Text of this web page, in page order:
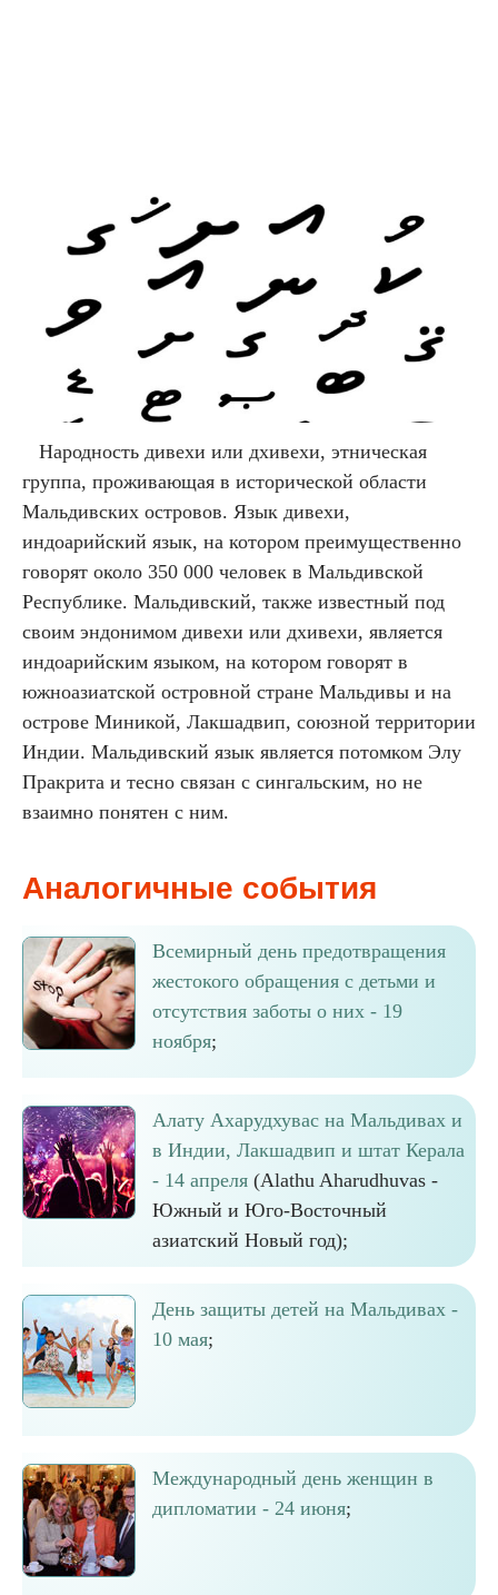
Народность дивехи или дхивехи, этническая
группа, проживающая в исторической области
Мальдивских островов. Язык дивехи,
индоарийский язык, на котором преимущественно
говорят около 350 000 человек в Мальдивской
Республике. Мальдивский, также известный под
своим эндонимом дивехи или дхивехи, является
индоарийским языком, на котором говорят в
южноазиатской островной стране Мальдивы и на
острове Миникой, Лакшадвип, союзной территории
Индии. Мальдивский язык является потомком Элу
Пракрита и тесно связан с сингальским, но не
взаимно понятен с ним.
Аналогичные события
Всемирный день предотвращения
жестокого обращения с детьми и
отсутствия заботы о них - 19
ноября;
Алату Ахарудхувас на Мальдивах и
в Индии, Лакшадвип и штат Керала
- 14 апреля (Alathu Aharudhuvas -
Южный и Юго-Восточный
азиатский Новый год);
День защиты детей на Мальдивах -
10 мая;
Международный день женщин в
дипломатии - 24 июня;